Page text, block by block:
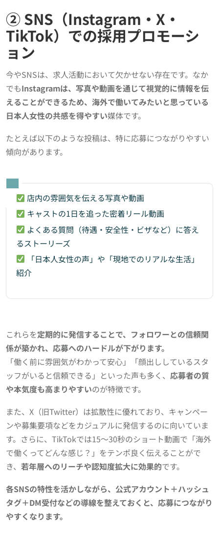
② SNS（Instagram・X・
TikTok）での採用プロモーシ
ョン
今やSNSは、求人活動において欠かせない存在です。なか
でもInstagramは、写真や動画を通じて視覚的に情報を伝
えることができるため、海外で働いてみたいと思っている
日本人女性の共感を得やすい媒体です。
たとえば以下のような投稿は、特に応募につながりやすい
傾向があります。
店内の雰囲気を伝える写真や動画
キャストの1日を追った密着リール動画
よくある質問（待遇・安全性・ビザなど）に答え
るストーリーズ
「日本人女性の声」や「現地でのリアルな生活」
紹介
これらを定期的に発信することで、フォロワーとの信頼関
係が築かれ、応募へのハードルが下がります。
「働く前に雰囲気がわかって安心」「顔出ししているスタ
ッフがいると信頼できる」といった声も多く、 応募者の質
や本気度も高まりやすいのが特徴です。
また、X（旧Twitter）は拡散性に優れており、キャンペー
ンや募集要項などをカジュアルに発信するのに向いていま
す。さらに、TikTokでは15〜30秒のショート動画で「海外
で働くってどんな感じ？」をテンポ良く伝えることがで
き、 若年層へのリーチや認知度拡大に効果的です。
各SNSの特性を活かしながら、公式アカウント＋ハッシュ
タグ＋DM受付などの導線を整えておくと、応募につながり
やすくなります。